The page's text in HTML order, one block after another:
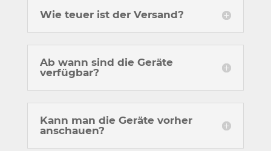
Wie teuer ist der Versand?
Ab wann sind die Geräte
verfügbar?
Kann man die Geräte vorher
anschauen?